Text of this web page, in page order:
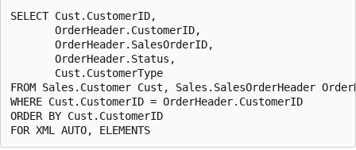
SELECT Cust.CustomerID,
       OrderHeader.CustomerID,
       OrderHeader.SalesOrderID,
       OrderHeader.Status,
       Cust.CustomerType
FROM Sales.Customer Cust, Sales.SalesOrderHeader
WHERE Cust.CustomerID = OrderHeader.CustomerID
ORDER BY Cust.CustomerID